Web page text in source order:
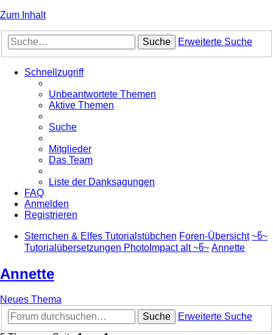
Zum Inhalt
Suche Erweiterte Suche
Schnellzugriff
Unbeantwortete Themen
Aktive Themen
Suche
Mitglieder
Das Team
Liste der Danksagungen
FAQ
Anmelden
Registrieren
Sternchen & Elfes Tutorialstübchen Foren-Übersicht ~წ~
Tutorialübersetzungen PhotoImpact alt ~წ~ Annette
Annette
Neues Thema
Suche
Erweiterte Suche